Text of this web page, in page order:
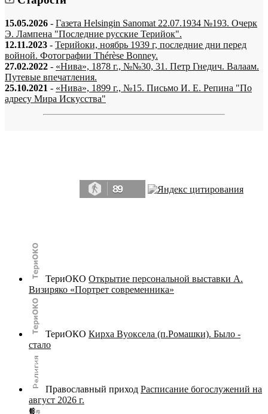
15.05.2026 - Газета Helsingin Sanomat 22.07.1934 №193. Очерк
Э. Лампена "Последние русские Терийок".
12.11.2023 - Терийоки, ноябрь 1939 г, последние дни перед
войной. Фотографии Thérèse Bonney.
27.02.2022 - «Нива», 1878 г., №№30, 31. Петр Гнедич. Валаам.
Путевые впечатления.
25.10.2021 - «Нива», 1899 г., №15. Письмо И. Е. Репина "По
адресу Мира Искусства"
89
ТериОКО Открытие персональной выставки А.
Визиряко «Портрет современника»
ТериОКО Кирха Вуоксела (п.Ромашки). Было -
стало
Православный приход Расписание богослужений на
август 2026 г.